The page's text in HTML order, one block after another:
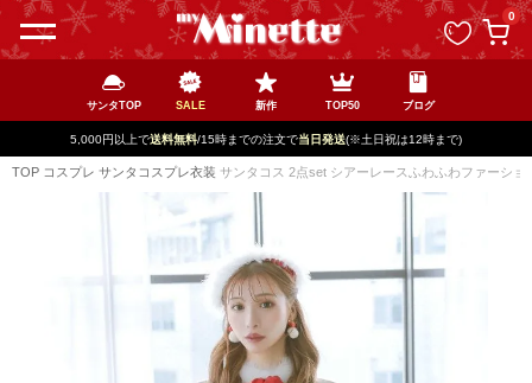
0
サンタTOP SALE 新作 TOP50 ブログ
5,000円以上で送料無料/15時までの注文で当日発送(※土日祝は12時まで)
TOP コスプレ サンタコスプレ衣装 サンタコス 2点set シアーレースふわふわファーシ
ペー
ジト
ップ